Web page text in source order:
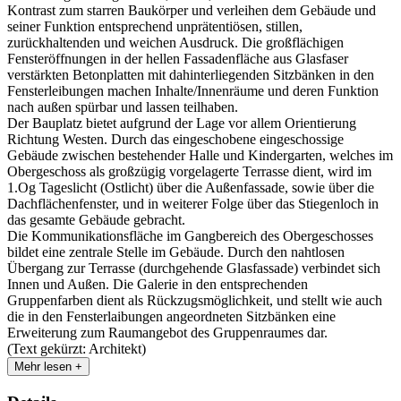
Kontrast zum starren Baukörper und verleihen dem Gebäude und
seiner Funktion entsprechend unprätentiösen, stillen,
zurückhaltenden und weichen Ausdruck. Die großflächigen
Fensteröffnungen in der hellen Fassadenfläche aus Glasfaser
verstärkten Betonplatten mit dahinterliegenden Sitzbänken in den
Fensterleibungen machen Inhalte/Innenräume und deren Funktion
nach außen spürbar und lassen teilhaben.
Der Bauplatz bietet aufgrund der Lage vor allem Orientierung
Richtung Westen. Durch das eingeschobene eingeschossige
Gebäude zwischen bestehender Halle und Kindergarten, welches im
Obergeschoss als großzügig vorgelagerte Terrasse dient, wird im
1.Og Tageslicht (Ostlicht) über die Außenfassade, sowie über die
Dachflächenfenster, und in weiterer Folge über das Stiegenloch in
das gesamte Gebäude gebracht.
Die Kommunikationsfläche im Gangbereich des Obergeschosses
bildet eine zentrale Stelle im Gebäude. Durch den nahtlosen
Übergang zur Terrasse (durchgehende Glasfassade) verbindet sich
Innen und Außen. Die Galerie in den entsprechenden
Gruppenfarben dient als Rückzugsmöglichkeit, und stellt wie auch
die in den Fensterlaibungen angeordneten Sitzbänken eine
Erweiterung zum Raumangebot des Gruppenraumes dar.
(Text gekürzt: Architekt)
Mehr lesen +